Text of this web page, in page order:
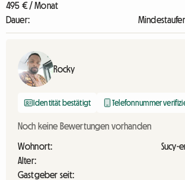
495 € / Monat
Dauer:
Rocky
Identität bestätigt Telefonnummer
Noch keine Bewertungen vorhanden
Wohnort:
Sucy-
Alter:
Gastgeber seit: